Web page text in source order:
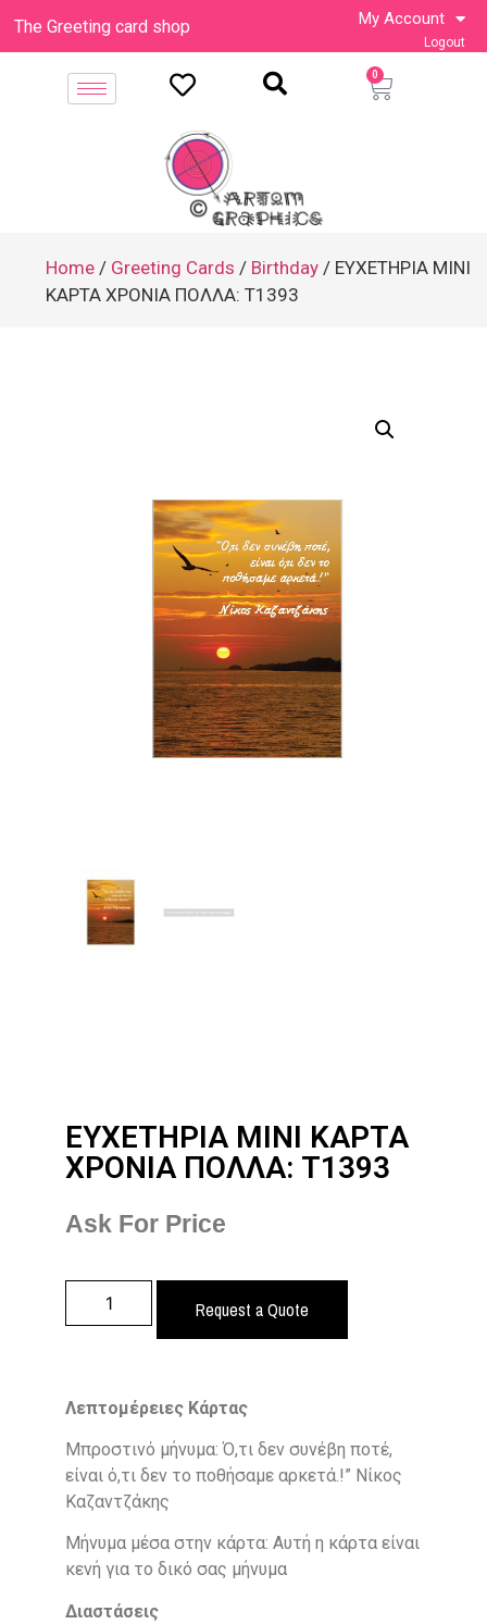
The Greeting card shop My Account
Logout
0
Home / Greeting Cards / Birthday / ΕΥΧΕΤΗΡΙΑ ΜΙΝΙ
ΚΑΡΤΑ ΧΡΟΝΙΑ ΠΟΛΛΑ: T1393
ΕΥΧΕΤΗΡΙΑ ΜΙΝΙ ΚΑΡΤΑ
ΧΡΟΝΙΑ ΠΟΛΛΑ: T1393
Ask For Price
Request a Quote
Λεπτομέρειες Κάρτας
Μπροστινό μήνυμα: Ό,τι δεν συνέβη ποτέ,
είναι ό,τι δεν το ποθήσαμε αρκετά.!” Νίκος
Καζαντζάκης
Μήνυμα μέσα στην κάρτα: Αυτή η κάρτα είναι
κενή για το δικό σας μήνυμα
Διαστάσεις